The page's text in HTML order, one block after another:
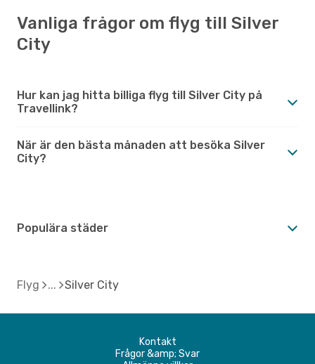
Vanliga frågor om flyg till Silver
City
Hur kan jag hitta billiga flyg till Silver City på
Travellink?
När är den bästa månaden att besöka Silver
City?
Populära städer
Flyg Silver City
Kontakt
Frågor &amp; Svar